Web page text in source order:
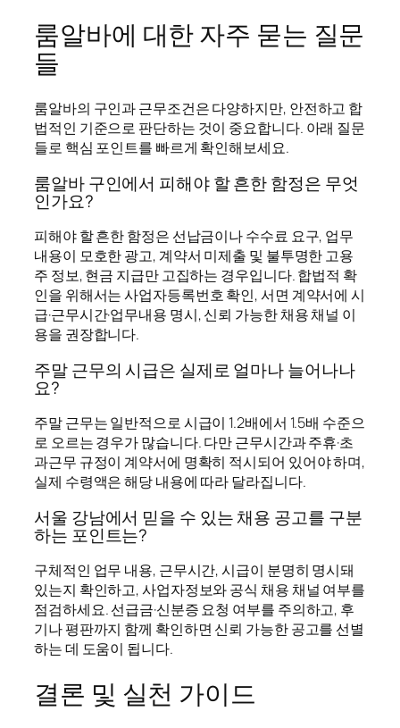
룸알바에 대한 자주 묻는 질문
들
룸알바의 구인과 근무조건은 다양하지만, 안전하고 합
법적인 기준으로 판단하는 것이 중요합니다. 아래 질문
들로 핵심 포인트를 빠르게 확인해보세요.
룸알바 구인에서 피해야 할 흔한 함정은 무엇
인가요?
피해야 할 흔한 함정은 선납금이나 수수료 요구, 업무
내용이 모호한 광고, 계약서 미제출 및 불투명한 고용
주 정보, 현금 지급만 고집하는 경우입니다. 합법적 확
인을 위해서는 사업자등록번호 확인, 서면 계약서에 시
급·근무시간·업무내용 명시, 신뢰 가능한 채용 채널 이
용을 권장합니다.
주말 근무의 시급은 실제로 얼마나 늘어나나
요?
주말 근무는 일반적으로 시급이 1.2배에서 1.5배 수준으
로 오르는 경우가 많습니다. 다만 근무시간과 주휴·초
과근무 규정이 계약서에 명확히 적시되어 있어야 하며,
실제 수령액은 해당 내용에 따라 달라집니다.
서울 강남에서 믿을 수 있는 채용 공고를 구분
하는 포인트는?
구체적인 업무 내용, 근무시간, 시급이 분명히 명시돼
있는지 확인하고, 사업자정보와 공식 채용 채널 여부를
점검하세요. 선급금·신분증 요청 여부를 주의하고, 후
기나 평판까지 함께 확인하면 신뢰 가능한 공고를 선별
하는 데 도움이 됩니다.
결론 및 실천 가이드